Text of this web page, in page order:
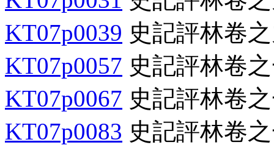
KT07p0039 史記評林卷
KT07p0057 史記評林卷
KT07p0067 史記評林卷
KT07p0083 史記評林卷